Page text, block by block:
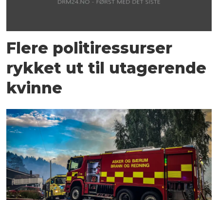
Flere politiressurser
rykket ut til utagerende
kvinne